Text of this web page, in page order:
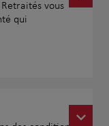
vous
qui